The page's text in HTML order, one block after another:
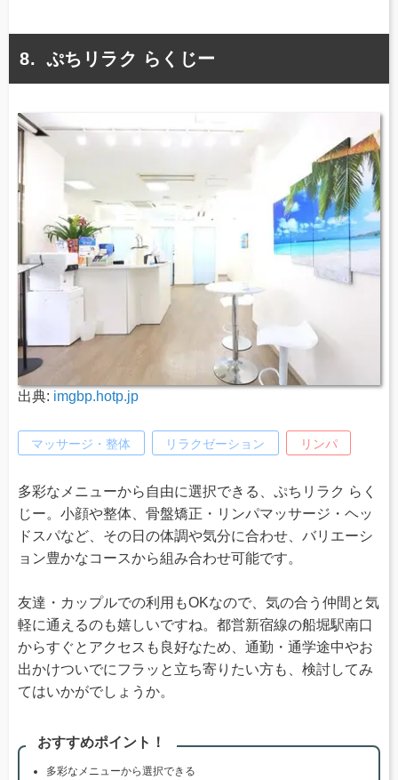
ぷちリラク らくじー
出典: imgbp.hotp.jp
マッサージ・整体 リラクゼーション リンパ
多彩なメニューから自由に選択できる、ぷちリラク らく
じー。小顔や整体、骨盤矯正・リンパマッサージ・ヘッ
ドスパなど、その日の体調や気分に合わせ、バリエーシ
ョン豊かなコースから組み合わせ可能です。
友達・カップルでの利用もOKなので、気の合う仲間と気
軽に通えるのも嬉しいですね。都営新宿線の船堀駅南口
からすぐとアクセスも良好なため、通勤・通学途中やお
出かけついでにフラッと立ち寄りたい方も、検討してみ
てはいかがでしょうか。
おすすめポイント！
多彩なメニューから選択できる